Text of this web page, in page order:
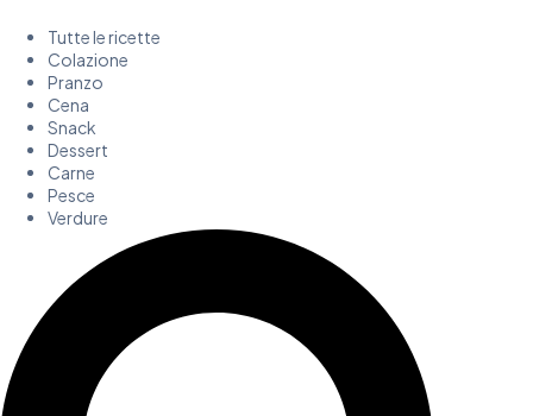
Tutte le ricette
Colazione
Pranzo
Cena
Snack
Dessert
Carne
Pesce
Verdure